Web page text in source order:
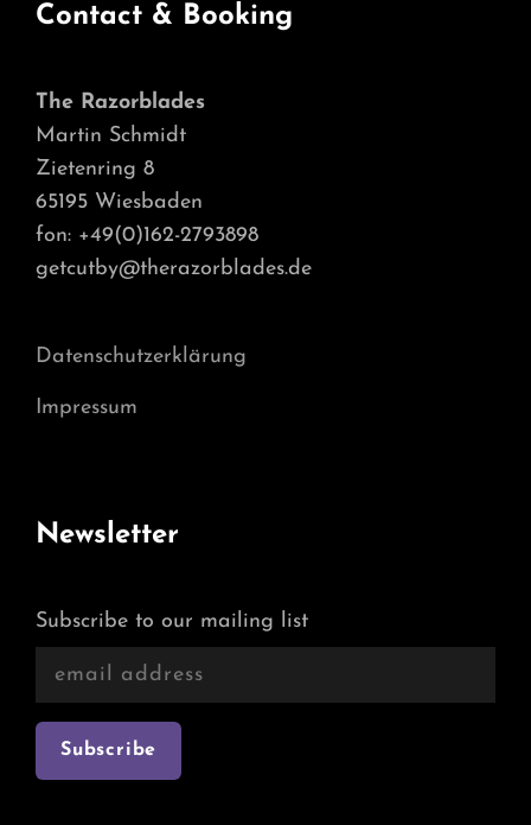
Contact & Booking
The Razorblades
Martin Schmidt
Zietenring 8
65195 Wiesbaden
fon: +49(0)162-2793898
getcutby@therazorblades.de
Datenschutzerklärung
Impressum
Newsletter
Subscribe to our mailing list